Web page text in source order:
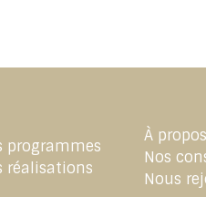
programmes
réalisations
À
Nos
Nous